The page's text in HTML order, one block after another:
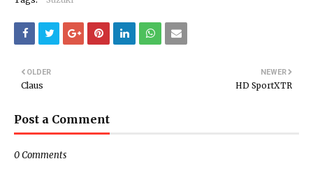
NEWER
HD SportXTR
OLDER
Claus
Post a Comment
0 Comments